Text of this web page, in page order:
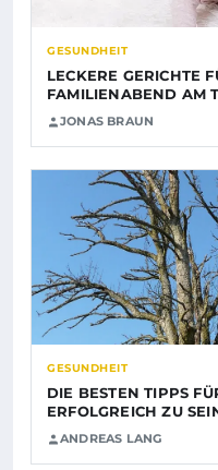
GESUNDHEIT
LECKERE GERICHTE
FAMILIENABEND AM
JONAS BRAUN
GESUNDHEIT
DIE BESTEN TIPPS
ERFOLGREICH ZU
ANDREAS LANG